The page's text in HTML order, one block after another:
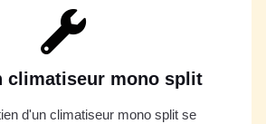
climatiseur mono split
d'un climatiseur mono split se